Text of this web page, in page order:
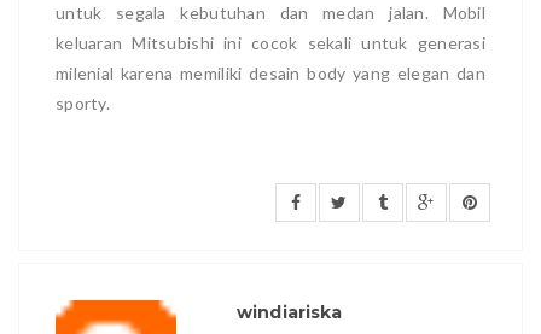
untuk segala kebutuhan dan medan jalan. Mobil
keluaran Mitsubishi ini cocok sekali untuk generasi
milenial karena memiliki desain body yang elegan dan
sporty.
windiariska